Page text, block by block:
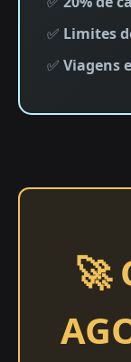
✅ Limites
✅ Viagens
🚀